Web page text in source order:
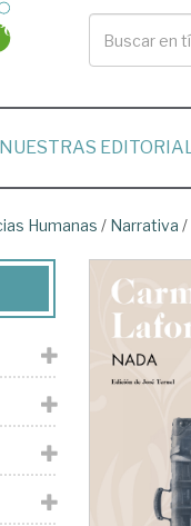
NUESTRAS
Humanas / Narrativa /